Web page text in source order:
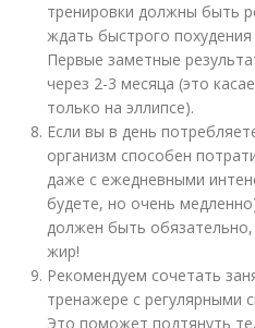
тренировки должны быть
ждать быстрого похудения
Первые заметные
через 2-3 месяца (это
только на эллипсе).
Если вы в день
организм способен
даже с ежедневными
будете, но очень
должен быть
жир!
Рекомендуем сочетать
тренажере с регулярными
Это поможет подтянуть